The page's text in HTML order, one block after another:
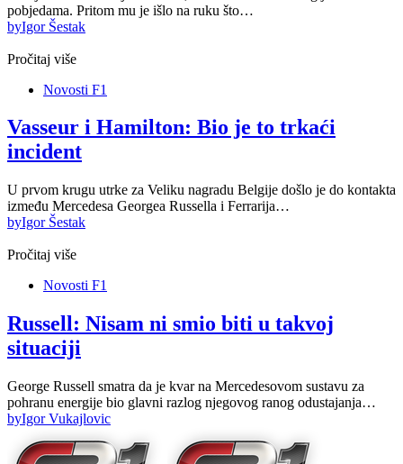
pobjedama. Pritom mu je išlo na ruku što…
byIgor Šestak
Pročitaj više
Novosti F1
Vasseur i Hamilton: Bio je to trkaći
incident
U prvom krugu utrke za Veliku nagradu Belgije došlo je do kontakta
između Mercedesa Georgea Russella i Ferrarija…
byIgor Šestak
Pročitaj više
Novosti F1
Russell: Nisam ni smio biti u takvoj
situaciji
George Russell smatra da je kvar na Mercedesovom sustavu za
pohranu energije bio glavni razlog njegovog ranog odustajanja…
byIgor Vukajlovic